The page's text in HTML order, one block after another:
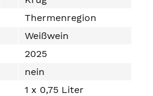
Thermenregion
Weißwein
2025
nein
1 x 0,75 Liter